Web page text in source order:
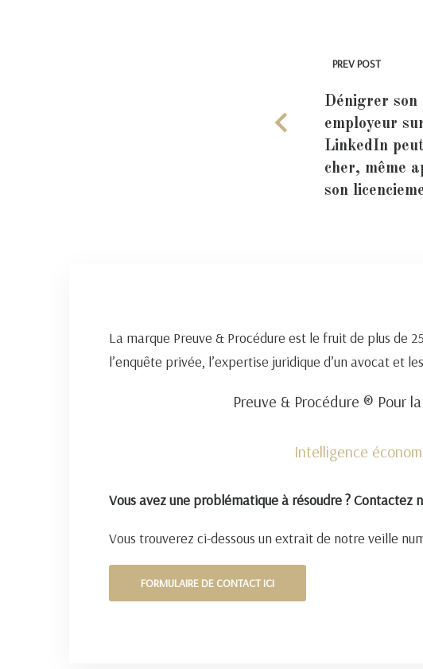
PREV POST
Dénigrer son
employeur
LinkedIn
cher, même
son
La marque Preuve & Procédure est le fruit de plus de
l’enquête privée, l’expertise juridique d’un avocat et
Preuve & Procédure ® Pour
Intelligence
Vous avez une problématique à résoudre ? Contactez
Vous trouverez ci-dessous un extrait de notre veille
FORMULAIRE DE CONTACT ICI